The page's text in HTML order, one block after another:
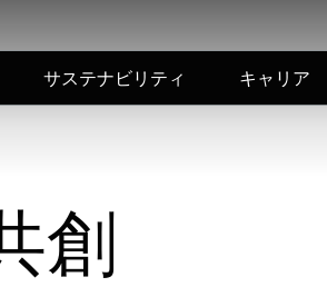
サステナビリティ キャリア
創